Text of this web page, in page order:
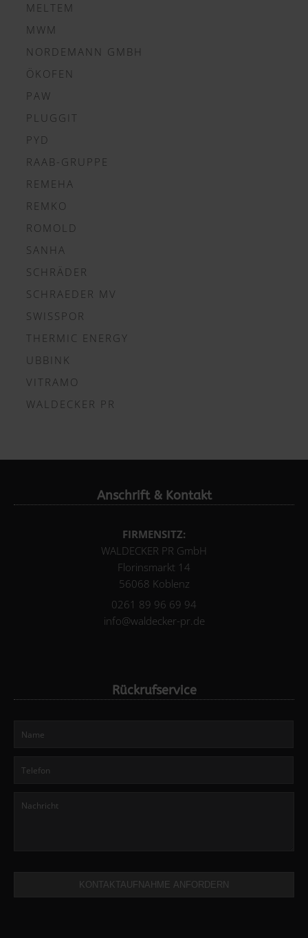
MELTEM
MWM
NORDEMANN GMBH
ÖKOFEN
PAW
PLUGGIT
PYD
RAAB-GRUPPE
REMEHA
REMKO
ROMOLD
SANHA
SCHRÄDER
SCHRAEDER MV
SWISSPOR
THERMIC ENERGY
UBBINK
VITRAMO
WALDECKER PR
Anschrift & Kontakt
FIRMENSITZ:
WALDECKER PR GmbH
Florinsmarkt 14
56068 Koblenz
0261 89 96 69 94
info@waldecker-pr.de
Rückrufservice
KONTAKTAUFNAHME ANFORDERN